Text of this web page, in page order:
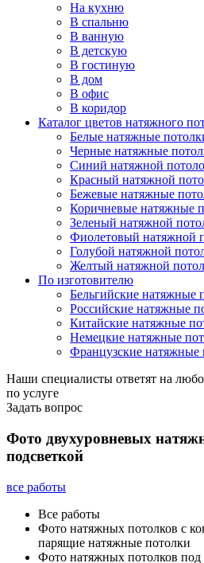
На кухню
В спальню
В ванную
В детскую
В гостиную
В дом
В офис
В коридор
Каталог цветов натяжного
Белые натяжные
Черные натяжные
Синий натяжной
Красный натяжной
Бежевые натяжные
Коричневые натяжные
Зеленый натяжной
Фиолетовый натяжной
Голубой натяжной
Желтый натяжной
По изготовителю
Бельгийские натяжные
Российские натяжные
Китайские натяжные
Немецкие натяжные
Французские натяжные
Наши специалисты ответят на
по услуге
Задать вопрос
Фото двухуровневых
подсветкой
все работы
Все работы
Фото натяжных потолков с
парящие натяжные потолки
Фото натяжных потолков под